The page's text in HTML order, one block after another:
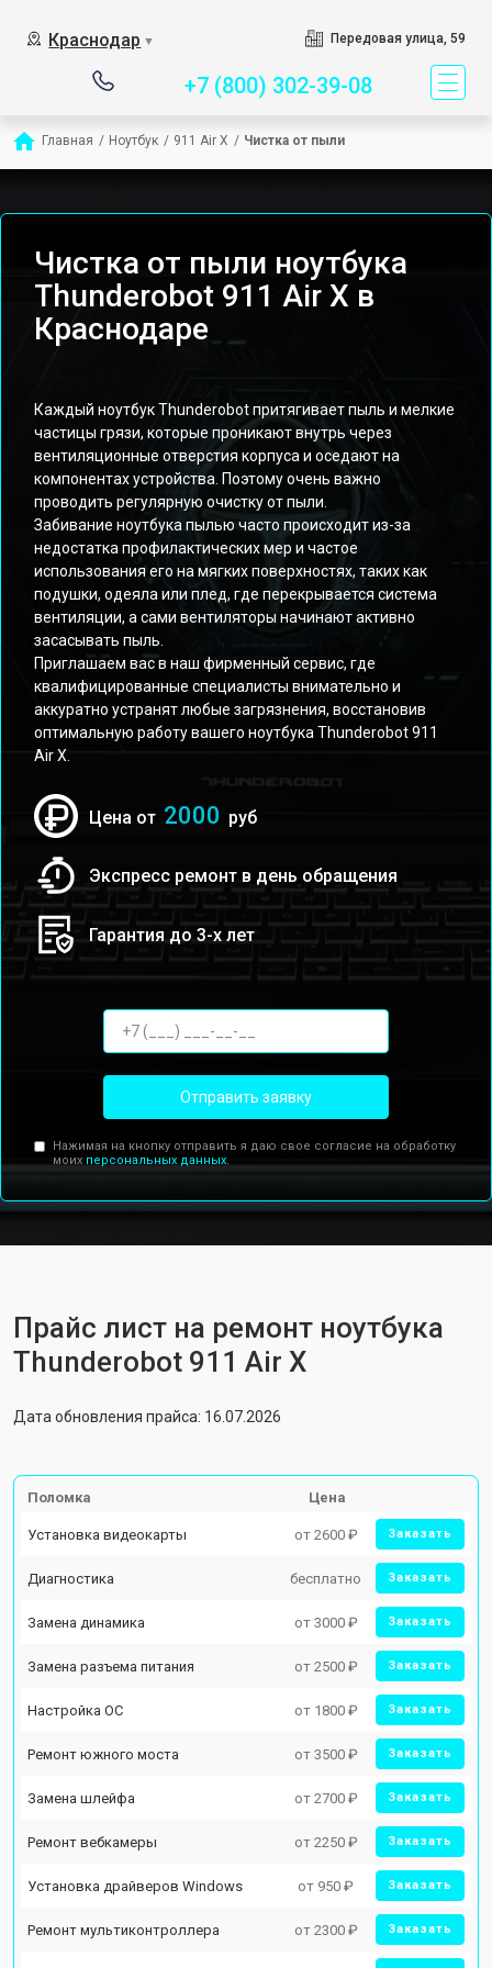
Краснодар ▼ Передовая улица, 59
+7 (800) 302-39-08
Главная / Ноутбук / 911 Air X / Чистка от пыли
Чистка от пыли ноутбука
Thunderobot 911 Air X в
Краснодаре
Каждый ноутбук Thunderobot притягивает пыль и мелкие
частицы грязи, которые проникают внутрь через
вентиляционные отверстия корпуса и оседают на
компонентах устройства. Поэтому очень важно
проводить регулярную очистку от пыли.
Забивание ноутбука пылью часто происходит из-за
недостатка профилактических мер и частое
использования его на мягких поверхностях, таких как
подушки, одеяла или плед, где перекрывается система
вентиляции, а сами вентиляторы начинают активно
засасывать пыль.
Приглашаем вас в наш фирменный сервис, где
квалифицированные специалисты внимательно и
аккуратно устранят любые загрязнения, восстановив
оптимальную работу вашего ноутбука Thunderobot 911
Air X.
Цена от 2000 руб
Экспресс ремонт в день обращения
Гарантия до 3-х лет
Отправить заявку
Нажимая на кнопку отправить я даю свое согласие на обработку
моих персональных данных.
Прайс лист на ремонт ноутбука
Thunderobot 911 Air X
Дата обновления прайса: 16.07.2026
Поломка Цена
Установка видеокарты от 2600 ₽ Заказать
Диагностика бесплатно Заказать
Замена динамика от 3000 ₽ Заказать
Замена разъема питания от 2500 ₽ Заказать
Настройка ОС от 1800 ₽ Заказать
Ремонт южного моста от 3500 ₽ Заказать
Замена шлейфа от 2700 ₽ Заказать
Ремонт вебкамеры от 2250 ₽ Заказать
Установка драйверов Windows от 950 ₽ Заказать
Ремонт мультиконтроллера от 2300 ₽ Заказать